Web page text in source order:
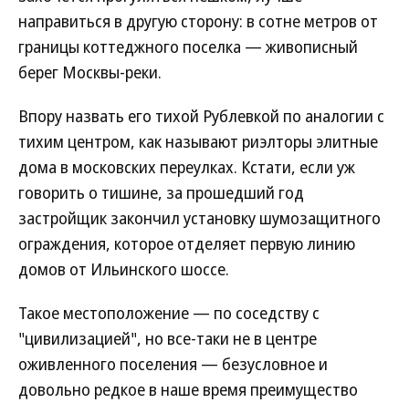
направиться в другую сторону: в сотне метров от
границы коттеджного поселка — живописный
берег Москвы-реки.
Впору назвать его тихой Рублевкой по аналогии с
тихим центром, как называют риэлторы элитные
дома в московских переулках. Кстати, если уж
говорить о тишине, за прошедший год
застройщик закончил установку шумозащитного
ограждения, которое отделяет первую линию
домов от Ильинского шоссе.
Такое местоположение — по соседству с
"цивилизацией", но все-таки не в центре
оживленного поселения — безусловное и
довольно редкое в наше время преимущество